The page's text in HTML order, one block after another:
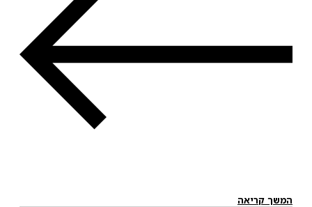
המשך קריאה